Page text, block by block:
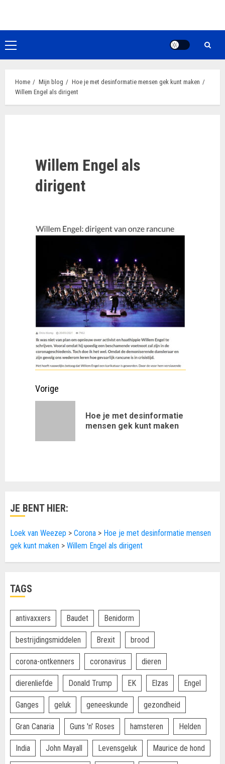
de
inhoudPrimair
menu
Home Mijn blog
Hoe je met desinformatie mensen gek kunt maken
Willem Engel als dirigent
Willem Engel als
dirigent
Doorgaan
Vorige
Hoe je met desinformatie
mensen gek kunt maken
JE BENT HIER:
Loek van Weezep > Corona > Hoe je met desinformatie mensen
gek kunt maken > Willem Engel als dirigent
TAGS
antivaxxers Baudet Benidorm
bestrijdingsmiddelen Brexit brood
corona-ontkenners coronavirus dieren
dierenliefde Donald Trump EK Elzas Engel
Ganges geluk geneeskunde gezondheid
Gran Canaria Guns 'n' Roses hamsteren Helden
India John Mayall Levensgeluk Maurice de hond